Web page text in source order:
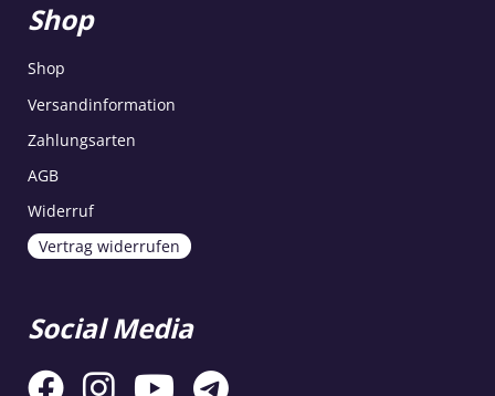
Shop
Shop
Versandinformation
Zahlungsarten
AGB
Widerruf
Vertrag widerrufen
Social Media